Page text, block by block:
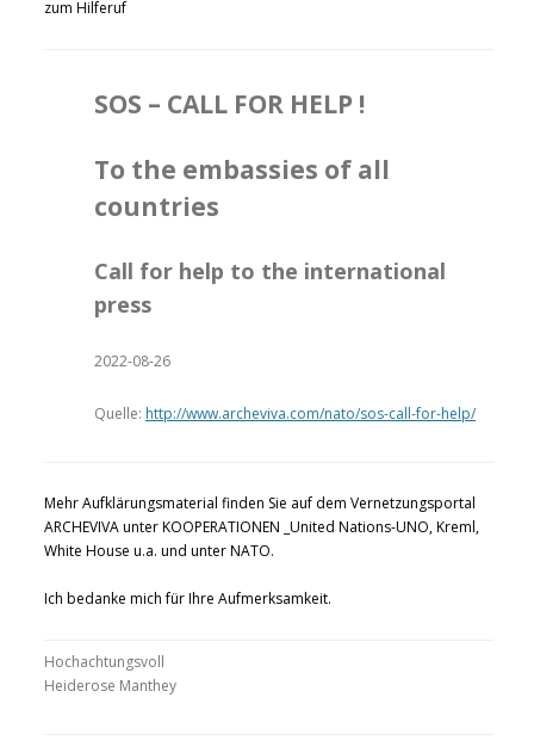
zum Hilferuf
SOS – CALL FOR HELP !
To the embassies of all
countries
Call for help to the international
press
2022-08-26
Quelle: http://www.archeviva.com/nato/sos-call-for-help/
Mehr Aufklärungsmaterial finden Sie auf dem Vernetzungsportal
ARCHEVIVA unter KOOPERATIONEN _United Nations-UNO, Kreml,
White House u.a. und unter NATO.
Ich bedanke mich für Ihre Aufmerksamkeit.
Hochachtungsvoll
Heiderose Manthey